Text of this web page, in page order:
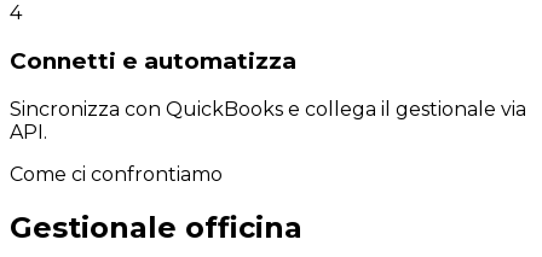
4
Connetti e automatizza
Sincronizza con QuickBooks e collega il gestionale via
API.
Come ci confrontiamo
Gestionale officina